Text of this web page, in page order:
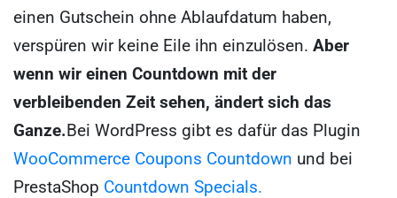
einen Gutschein ohne Ablaufdatum haben,
verspüren wir keine Eile ihn einzulösen. Aber
wenn wir einen Countdown mit der
verbleibenden Zeit sehen, ändert sich das
Ganze.Bei WordPress gibt es dafür das Plugin
WooCommerce Coupons Countdown und bei
PrestaShop Countdown Specials.